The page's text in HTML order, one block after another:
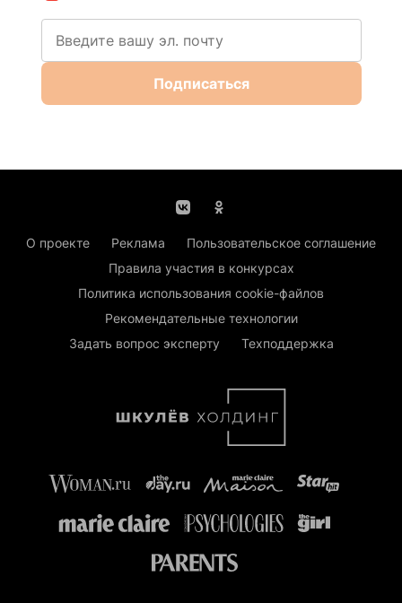
Подписаться
О проекте Реклама
Пользовательское соглашение
Правила участия в конкурсах
Политика использования cookie-файлов
Рекомендательные технологии
Задать вопрос эксперту
Техподдержка